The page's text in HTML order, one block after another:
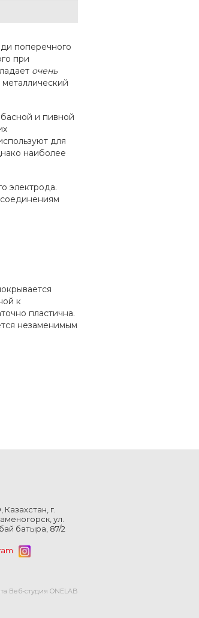
поперечного
при
очень
и пивной
для
наиболее
электрода.
к
пластична.
незаменимым
Казахстан, г.
ул.
батыра, 87/2
Веб-студия ONELAB